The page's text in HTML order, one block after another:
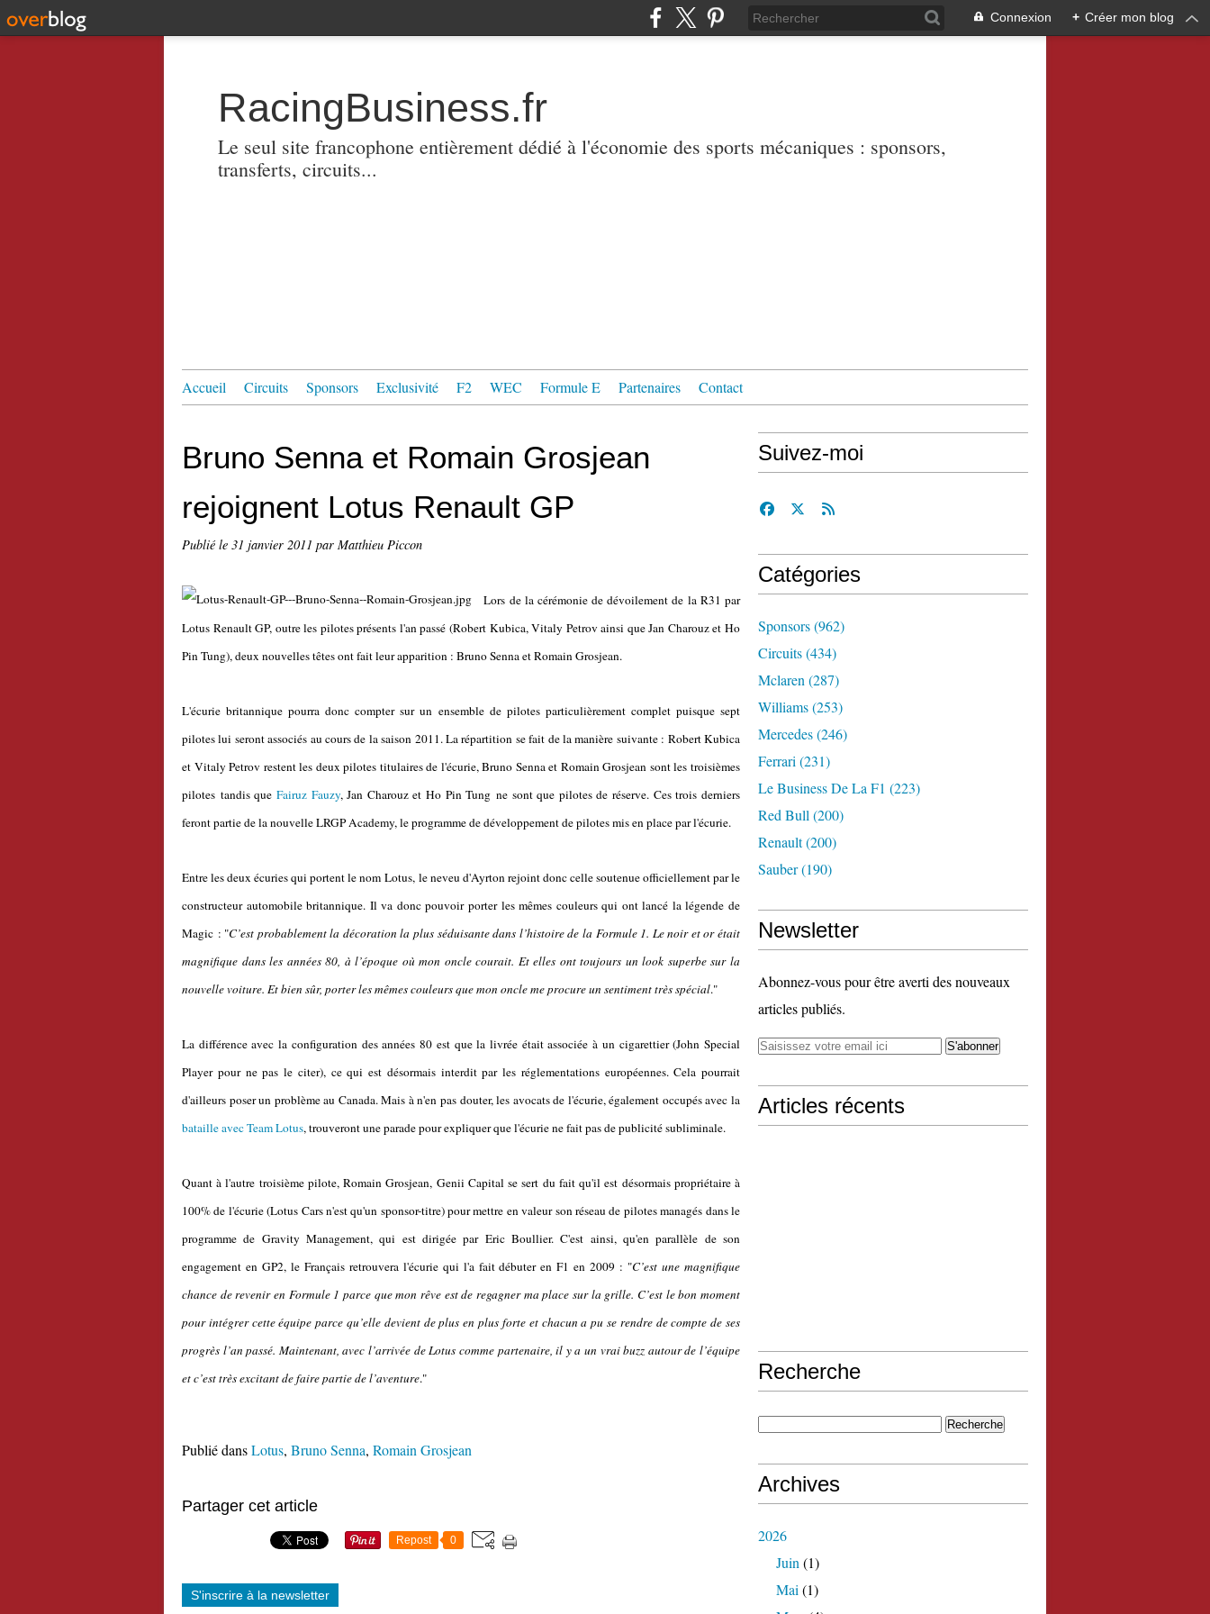
Connexion + Créer mon blog
RacingBusiness.fr
Le seul site francophone entièrement dédié à l'économie des sports mécaniques : sponsors,
transferts, circuits...
Accueil Circuits Sponsors Exclusivité F2 WEC Formule E Partenaires Contact
Bruno Senna et Romain Grosjean
rejoignent Lotus Renault GP
Publié le 31 janvier 2011 par Matthieu Piccon
Lors de la cérémonie de dévoilement de la R31 par
Lotus Renault GP, outre les pilotes présents l'an passé (Robert Kubica, Vitaly Petrov ainsi que Jan Charouz et Ho
Pin Tung), deux nouvelles têtes ont fait leur apparition : Bruno Senna et Romain Grosjean.
L'écurie britannique pourra donc compter sur un ensemble de pilotes particulièrement complet puisque sept
pilotes lui seront associés au cours de la saison 2011. La répartition se fait de la manière suivante : Robert Kubica
et Vitaly Petrov restent les deux pilotes titulaires de l'écurie, Bruno Senna et Romain Grosjean sont les troisièmes
pilotes tandis que Fairuz Fauzy, Jan Charouz et Ho Pin Tung ne sont que pilotes de réserve. Ces trois derniers
feront partie de la nouvelle LRGP Academy, le programme de développement de pilotes mis en place par l'écurie.
Entre les deux écuries qui portent le nom Lotus, le neveu d'Ayrton rejoint donc celle soutenue officiellement par le
constructeur automobile britannique. Il va donc pouvoir porter les mêmes couleurs qui ont lancé la légende de
Magic : "C’est probablement la décoration la plus séduisante dans l’histoire de la Formule 1. Le noir et or était
magnifique dans les années 80, à l’époque où mon oncle courait. Et elles ont toujours un look superbe sur la
nouvelle voiture. Et bien sûr, porter les mêmes couleurs que mon oncle me procure un sentiment très spécial."
La différence avec la configuration des années 80 est que la livrée était associée à un cigarettier (John Special
Player pour ne pas le citer), ce qui est désormais interdit par les réglementations européennes. Cela pourrait
d'ailleurs poser un problème au Canada. Mais à n'en pas douter, les avocats de l'écurie, également occupés avec la
bataille avec Team Lotus, trouveront une parade pour expliquer que l'écurie ne fait pas de publicité subliminale.
Quant à l'autre troisième pilote, Romain Grosjean, Genii Capital se sert du fait qu'il est désormais propriétaire à
100% de l'écurie (Lotus Cars n'est qu'un sponsor-titre) pour mettre en valeur son réseau de pilotes managés dans le
programme de Gravity Management, qui est dirigée par Eric Boullier. C'est ainsi, qu'en parallèle de son
engagement en GP2, le Français retrouvera l'écurie qui l'a fait débuter en F1 en 2009 : "C’est une magnifique
chance de revenir en Formule 1 parce que mon rêve est de regagner ma place sur la grille. C’est le bon moment
pour intégrer cette équipe parce qu’elle devient de plus en plus forte et chacun a pu se rendre de compte de ses
progrès l’an passé. Maintenant, avec l’arrivée de Lotus comme partenaire, il y a un vrai buzz autour de l’équipe
et c’est très excitant de faire partie de l’aventure."
Publié dansLotus, Bruno Senna, Romain Grosjean
Partager cet article
Repost 0
S'inscrire à la newsletter
Suivez-moi
Catégories
Sponsors(962)
Circuits(434)
Mclaren (287)
Williams(253)
Mercedes(246)
Ferrari (231)
Le Business De La F1 (223)
Red Bull (200)
Renault(200)
Sauber(190)
Newsletter
Abonnez-vous pour être averti des nouveaux
articles publiés.
Articles récents
Recherche
Archives
2026
Juin (1)
Mai (1)